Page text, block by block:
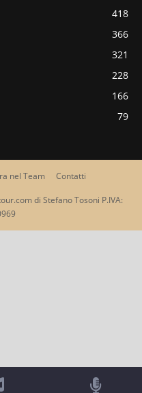
418
366
321
228
166
79
nel Team Contatti
di Stefano Tosoni P.IVA: